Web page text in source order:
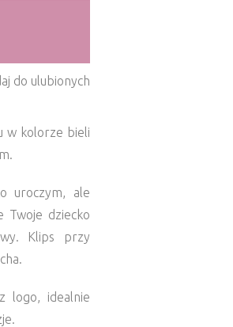
do ulubionych
w kolorze bieli
uroczym, ale
Twoje dziecko
Klips przy
logo, idealnie